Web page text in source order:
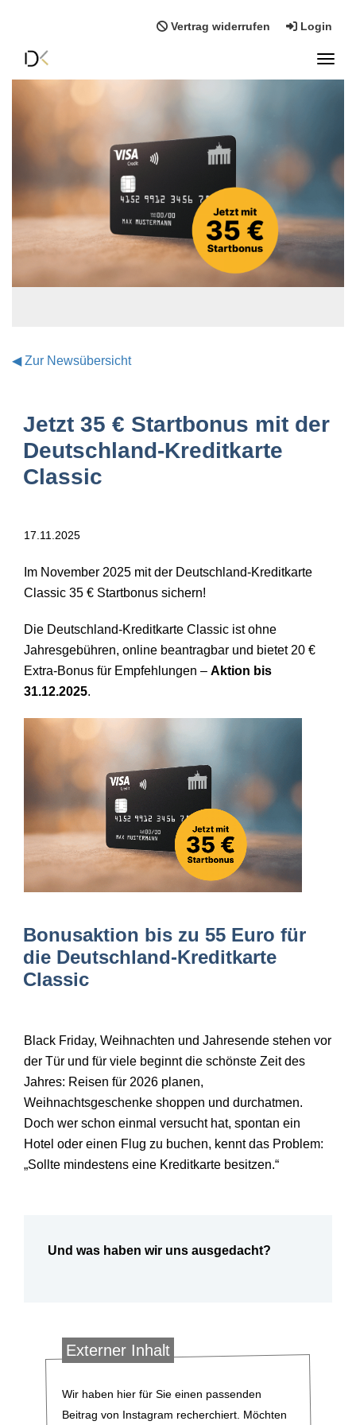
Vertrag widerrufen Login
◀Zur Newsübersicht
Jetzt 35 € Startbonus mit der
Deutschland-Kreditkarte
Classic
17.11.2025
Im November 2025 mit der Deutschland-Kreditkarte
Classic 35 € Startbonus sichern!
Die Deutschland-Kreditkarte Classic ist ohne
Jahresgebühren, online beantragbar und bietet 20 €
Extra-Bonus für Empfehlungen – Aktion bis
31.12.2025.
Bonusaktion bis zu 55 Euro für
die Deutschland-Kreditkarte
Classic
Black Friday, Weihnachten und Jahresende stehen vor
der Tür und für viele beginnt die schönste Zeit des
Jahres: Reisen für 2026 planen,
Weihnachtsgeschenke shoppen und durchatmen.
Doch wer schon einmal versucht hat, spontan ein
Hotel oder einen Flug zu buchen, kennt das Problem:
„Sollte mindestens eine Kreditkarte besitzen.“
Und was haben wir uns ausgedacht?
Externer Inhalt
Wir haben hier für Sie einen passenden
Beitrag von Instagram recherchiert. Möchten